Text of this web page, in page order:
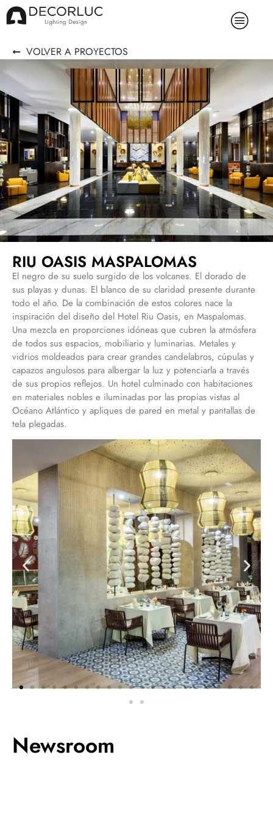
VOLVER A PROYECTOS
RIU OASIS MASPALOMAS
El negro de su suelo surgido de los volcanes. El dorado de
sus playas y dunas. El blanco de su claridad presente durante
todo el año. De la combinación de estos colores nace la
inspiración del diseño del Hotel Riu Oasis, en Maspalomas.
Una mezcla en proporciones idóneas que cubren la atmósfera
de todos sus espacios, mobiliario y luminarias. Metales y
vidrios moldeados para crear grandes candelabros, cúpulas y
capazos angulosos para albergar la luz y potenciarla a través
de sus propios reflejos. Un hotel culminado con habitaciones
en materiales nobles e iluminadas por las propias vistas al
Océano Atlántico y apliques de pared en metal y pantallas de
tela plegadas.
Newsroom